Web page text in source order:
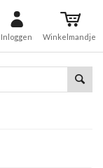
Inloggen Winkelmandje